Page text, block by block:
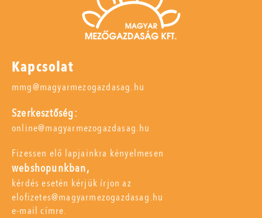
Kapcsolat
mmg@magyarmezogazdasag.hu
Szerkesztőség:
online@magyarmezogazdasag.hu
Fizessen elő lapjainkra kényelmesen
webshopunkban,
kérdés esetén kérjük írjon az
elofizetes@magyarmezogazdasag.hu
e-mail címre.